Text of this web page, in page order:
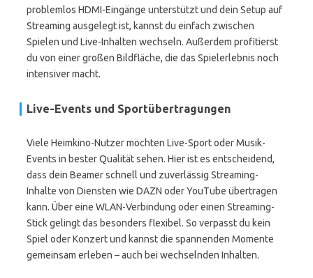
problemlos HDMI-Eingänge unterstützt und dein Setup auf
Streaming ausgelegt ist, kannst du einfach zwischen
Spielen und Live-Inhalten wechseln. Außerdem profitierst
du von einer großen Bildfläche, die das Spielerlebnis noch
intensiver macht.
Live-Events und Sportübertragungen
Viele Heimkino-Nutzer möchten Live-Sport oder Musik-
Events in bester Qualität sehen. Hier ist es entscheidend,
dass dein Beamer schnell und zuverlässig Streaming-
Inhalte von Diensten wie DAZN oder YouTube übertragen
kann. Über eine WLAN-Verbindung oder einen Streaming-
Stick gelingt das besonders flexibel. So verpasst du kein
Spiel oder Konzert und kannst die spannenden Momente
gemeinsam erleben – auch bei wechselnden Inhalten.